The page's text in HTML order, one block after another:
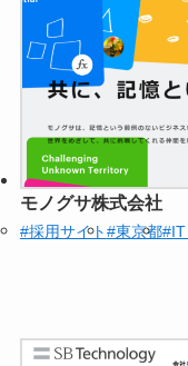
モノグサ株式会社
#採用サイト#東京都#IT